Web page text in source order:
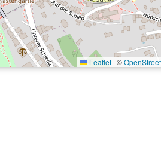
Leaflet | ©